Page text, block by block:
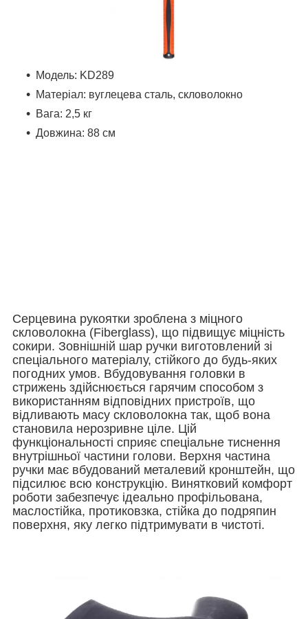
Модель: KD289
Матеріал: вуглецева сталь, скловолокно
Вага: 2,5 кг
Довжина: 88 см
Серцевина рукоятки зроблена з міцного
скловолокна (Fiberglass), що підвищує міцність
сокири. Зовнішній шар ручки виготовлений зі
спеціального матеріалу, стійкого до будь-яких
погодних умов. Вбудовування головки в
стрижень здійснюється гарячим способом з
використанням відповідних пристроїв, що
відливають масу скловолокна так, щоб вона
становила нерозривне ціле. Цій
функціональності сприяє спеціальне тиснення
внутрішньої частини голови. Верхня частина
ручки має вбудований металевий кронштейн, що
підсилює всю конструкцію. Винятковий комфорт
роботи забезпечує ідеально профільована,
маслостійка, протиковзка, стійка до подряпин
поверхня, яку легко підтримувати в чистоті.